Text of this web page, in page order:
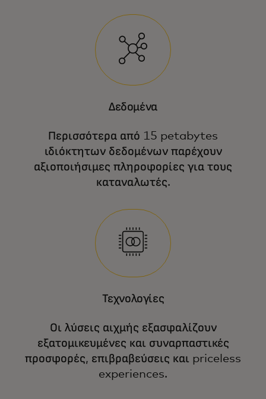
Δεδομένα
Περισσότερα από 15 petabytes
ιδιόκτητων δεδομένων παρέχουν
αξιοποιήσιμες πληροφορίες για τους
καταναλωτές.
Τεχνολογίες
Οι λύσεις αιχμής εξασφαλίζουν
εξατομικευμένες και συναρπαστικές
προσφορές, επιβραβεύσεις και priceless
experiences.